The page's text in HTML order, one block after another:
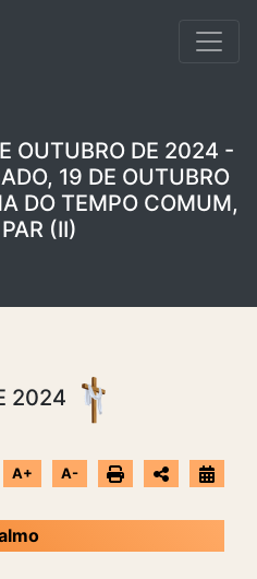
OUTUBRO DE 2024 -
19 DE OUTUBRO
DO TEMPO COMUM,
(II)
2024
A+ A-